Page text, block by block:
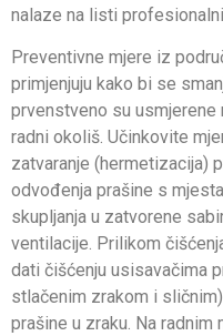
nalaze na listi
Preventivne mjere iz
primjenjuju kako bi se
prvenstveno su usmjerene
radni okoliš. Učinkovite
zatvaranje (hermetizacija)
odvođenja prašine s
skupljanja u zatvorene
ventilacije. Prilikom
dati čišćenju usisavačima
stlačenim zrakom i
prašine u zraku. Na